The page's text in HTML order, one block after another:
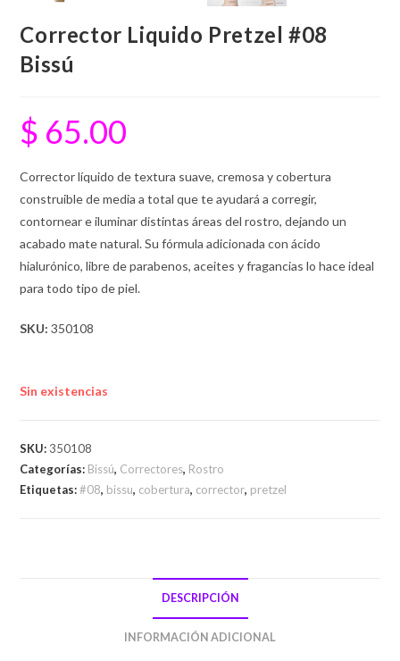
Corrector Liquido Pretzel #08
Bissú
$ 65.00
Corrector líquido de textura suave, cremosa y cobertura
construible de media a total que te ayudará a corregir,
contornear e iluminar distintas áreas del rostro, dejando un
acabado mate natural. Su fórmula adicionada con ácido
hialurónico, libre de parabenos, aceites y fragancias lo hace ideal
para todo tipo de piel.
SKU:350108
Sin existencias
SKU: 350108
Categorías: Bissú, Correctores, Rostro
Etiquetas:#08, bissu, cobertura, corrector, pretzel
DESCRIPCIÓN
INFORMACIÓN ADICIONAL